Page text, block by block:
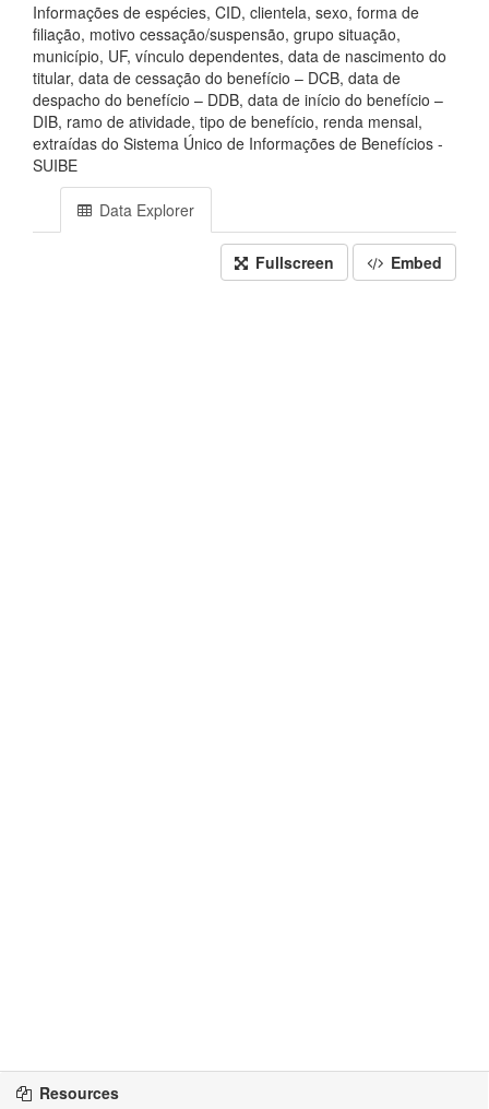
Informações de espécies, CID, clientela, sexo, forma de
filiação, motivo cessação/suspensão, grupo situação,
município, UF, vínculo dependentes, data de nascimento do
titular, data de cessação do benefício – DCB, data de
despacho do benefício – DDB, data de início do benefício –
DIB, ramo de atividade, tipo de benefício, renda mensal,
extraídas do Sistema Único de Informações de Benefícios -
SUIBE
Data Explorer
Fullscreen Embed
Resources